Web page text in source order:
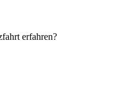
erfahren?